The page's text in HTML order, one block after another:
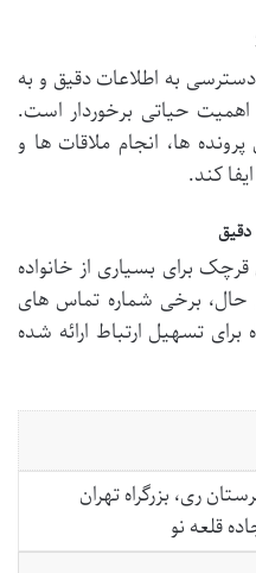
دسترسی به اطلاعات دقیق و به
اهمیت حیاتی برخوردار است.
ها، انجام ملاقات ها و
کند.
برای بسیاری از خانواده
برخی شماره تماس های
تسهیل ارتباط ارائه شده
ری، بزرگراه تهران
قلعه نو